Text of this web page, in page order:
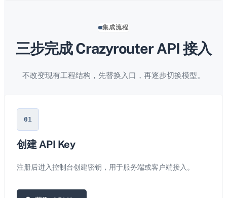
集成流程
三步完成 Crazyrouter API 接入
不改变现有工程结构，先替换入口，再逐步切换模型。
01
创建 API Key
注册后进入控制台创建密钥，用于服务端或客户端接入。